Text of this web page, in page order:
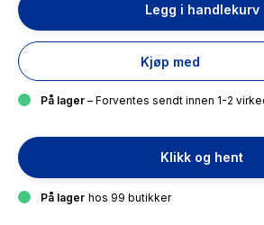
Legg i handlekurv
Kjøp med
På lager – Forventes sendt innen 1-2
Klikk og hent
På lager hos 99 butikker